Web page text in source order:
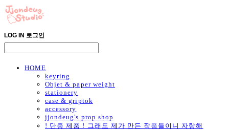
LOG IN 로그인
HOME
keyring
Objet & paper weight
stationery
case & griptok
accessory
jjondeug's prop shop
! 단종 제품 ! 그래도 제가 만든 작품들이니 자랑해